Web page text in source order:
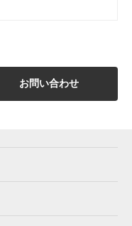
お問い合わせ